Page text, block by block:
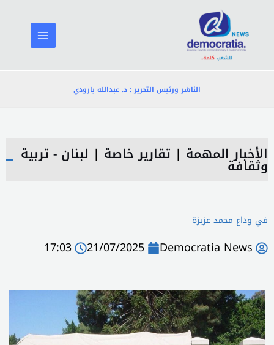
المحتوى
الناشر ورئيس التحرير : د. عبدالله بارودي
الأخبار المهمة | تقارير خاصة | لبنان - تربية
وثقافة
في وداع محمد عزيزة
Democratia News
21/07/2025
17:03